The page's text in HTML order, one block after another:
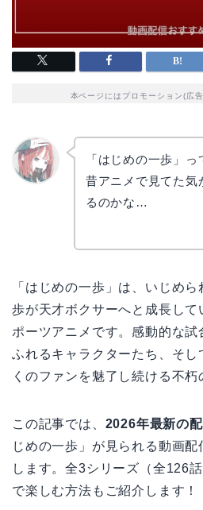
本ページにはプロモーション(広
「はじめの一歩」
昔アニメで見てた気
るのかな…
「はじめの一歩」は、いじめ
歩が天才ボクサーへと成長して
ポーツアニメです。感動的な試
ふれるキャラクターたち、そ
くのファンを魅了し続ける不朽
この記事では、 2026年最新の
じめの一歩」が見られる動画
します。全3シリーズ（全126
で楽しむ方法もご紹介します！